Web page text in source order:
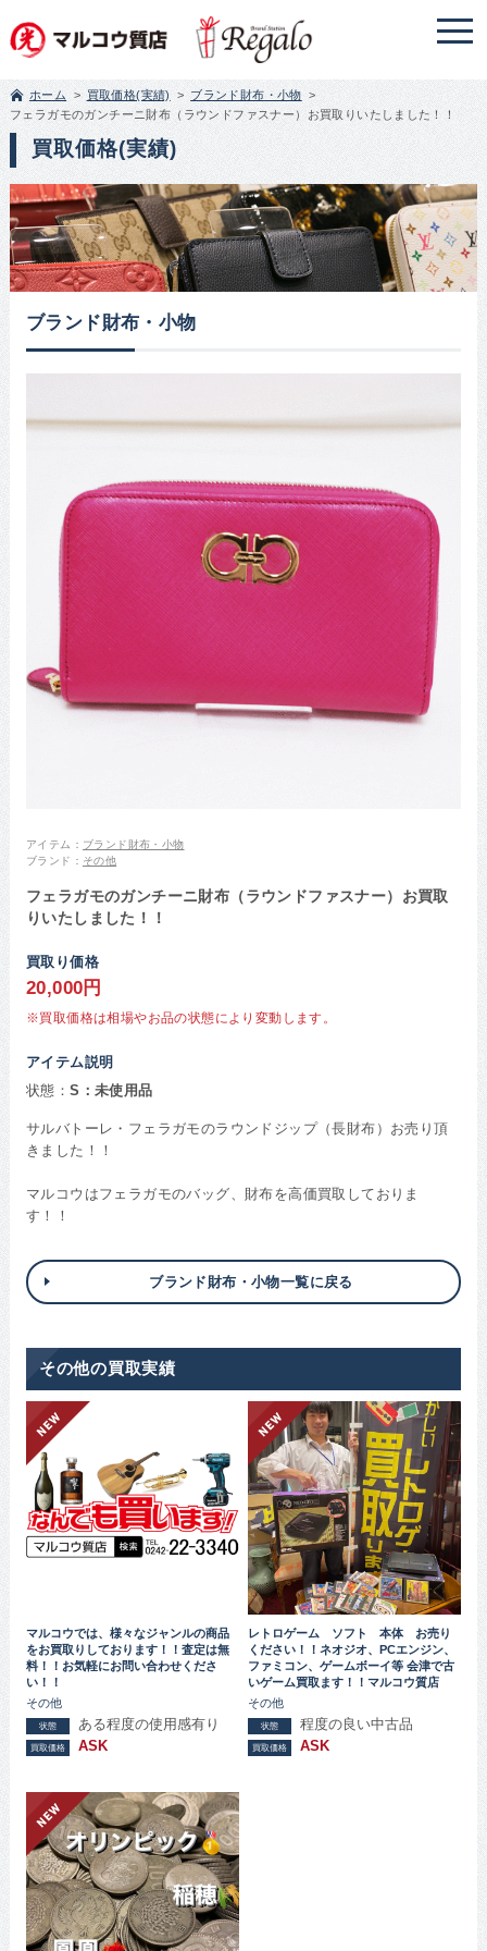
ホーム 買取価格(実績)
ブランド財布・小物
フェラガモのガンチーニ財布（ラウンドファスナー）お買取りいたしました！！
買取価格(実績)
ブランド財布・小物
アイテム： ブランド財布・小物
ブランド： その他
フェラガモのガンチーニ財布（ラウンドファスナー）お買取
りいたしました！！
買取り価格
20,000円
※買取価格は相場やお品の状態により変動します。
アイテム説明
状態：S：未使用品
サルバトーレ・フェラガモのラウンドジップ（長財布）お売り頂
きました！！
マルコウはフェラガモのバッグ、財布を高価買取しておりま
す！！
ブランド財布・小物一覧に戻る
その他の買取実績
マルコウでは、様々なジャンルの商品
をお買取りしております！！査定は無
料！！お気軽にお問い合わせくださ
い！！
その他
状態 ある程度の使用感有り
買取価格 ASK
レトロゲーム ソフト 本体 お売り
ください！！ネオジオ、PCエンジン、
ファミコン、ゲームボーイ等 会津で古
いゲーム買取ます！！マルコウ質店
その他
状態 程度の良い中古品
買取価格 ASK